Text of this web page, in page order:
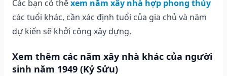
Các bạn có thểxem năm xây nhà hợp phong thủy
các tuổi khác, cần xác định tuổi của gia chủ và năm
dự kiến sẽ khởi công xây dựng.
Xem thêm các năm xây nhà khác của người
sinh năm 1949 (Kỷ Sửu)